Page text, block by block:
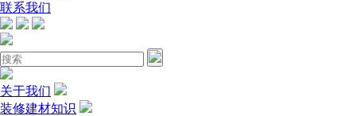
联系我们
关于我们
装修建材知识